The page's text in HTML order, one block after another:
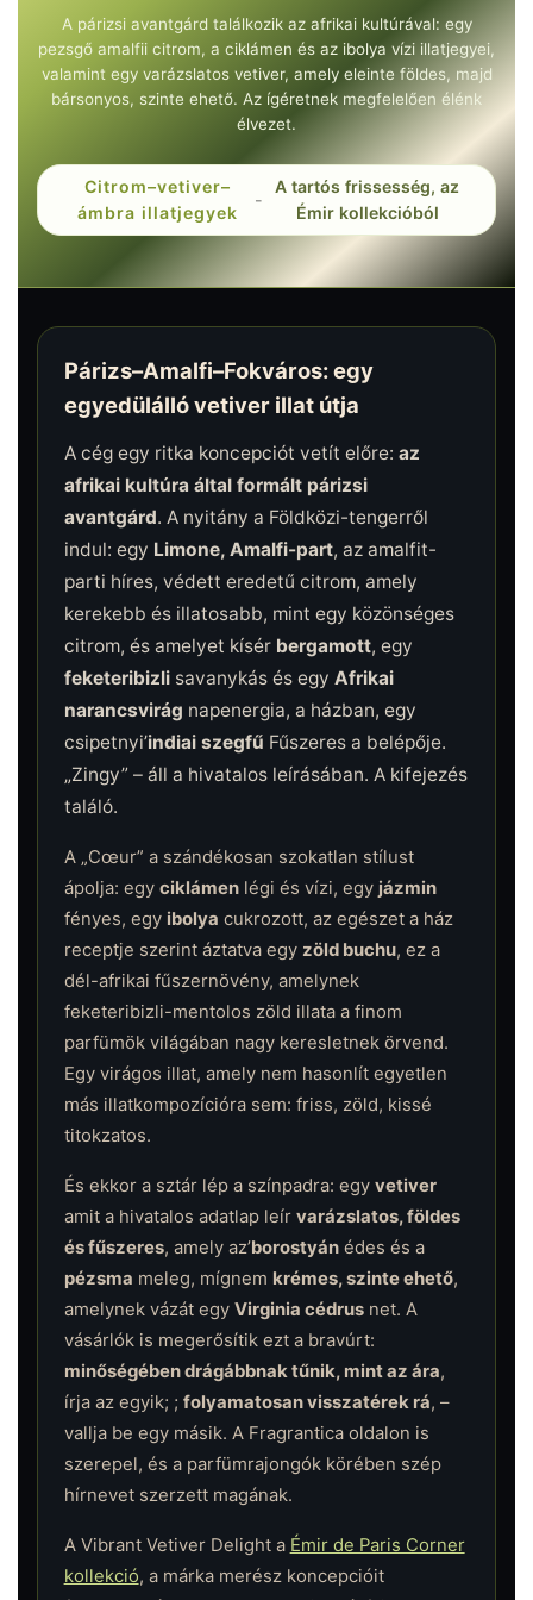
A párizsi avantgárd találkozik az afrikai kultúrával: egy
pezsgő amalfii citrom, a ciklámen és az ibolya vízi illatjegyei,
valamint egy varázslatos vetiver, amely eleinte földes, majd
bársonyos, szinte ehető. Az ígéretnek megfelelően élénk
élvezet.
Citrom–vetiver–
ámbra illatjegyek
-
A tartós frissesség, az
Émir kollekcióból
Párizs–Amalfi–Fokváros: egy
egyedülálló vetiver illat útja
A cég egy ritka koncepciót vetít előre: az
afrikai kultúra által formált párizsi
avantgárd. A nyitány a Földközi-tengerről
indul: egy Limone, Amalfi-part, az amalfit-
parti híres, védett eredetű citrom, amely
kerekebb és illatosabb, mint egy közönséges
citrom, és amelyet kísér bergamott, egy
feketeribizlisavanykás és egy Afrikai
narancsvirág napenergia, a házban, egy
csipetnyi’indiai szegfű Fűszeres a belépője.
„Zingy” – áll a hivatalos leírásában. A kifejezés
találó.
A „Cœur” a szándékosan szokatlan stílust
ápolja: egy ciklámenlégi és vízi, egy jázmin
fényes, egy ibolya cukrozott, az egészet a ház
receptje szerint áztatva egy zöld buchu, ez a
dél-afrikai fűszernövény, amelynek
feketeribizli-mentolos zöld illata a finom
parfümök világában nagy keresletnek örvend.
Egy virágos illat, amely nem hasonlít egyetlen
más illatkompozícióra sem: friss, zöld, kissé
titokzatos.
És ekkor a sztár lép a színpadra: egy vetiver
amit a hivatalos adatlap leír varázslatos, földes
és fűszeres, amely az’borostyánédes és a
pézsma meleg, mígnem krémes, szinte ehető,
amelynek vázát egy Virginia cédrusnet. A
vásárlók is megerősítik ezt a bravúrt:
minőségében drágábbnak tűnik, mint az ára,
írja az egyik; ; folyamatosan visszatérek rá, –
vallja be egy másik. A Fragrantica oldalon is
szerepel, és a parfümrajongók körében szép
hírnevet szerzett magának.
A Vibrant Vetiver Delight a Émir de Paris Corner
kollekció, a márka merész koncepcióit